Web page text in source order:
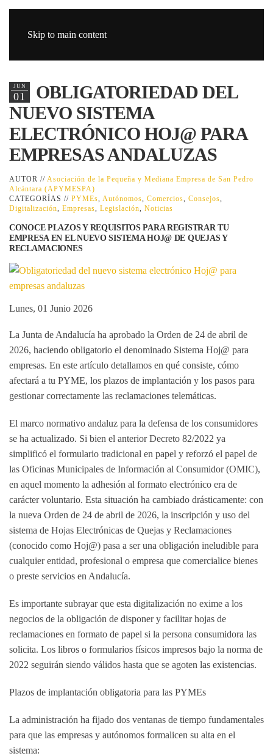
Skip to main content
JUN
01
OBLIGATORIEDAD DEL
NUEVO SISTEMA
ELECTRÓNICO HOJ@ PARA
EMPRESAS ANDALUZAS
AUTOR // Asociación de la Pequeña y Mediana Empresa de San Pedro
Alcántara (APYMESPA)
CATEGORÍAS // PYMEs, Autónomos, Comercios, Consejos,
Digitalización, Empresas, Legislación, Noticias
CONOCE PLAZOS Y REQUISITOS PARA REGISTRAR TU
EMPRESA EN EL NUEVO SISTEMA HOJ@ DE QUEJAS Y
RECLAMACIONES
Lunes, 01 Junio 2026
La Junta de Andalucía ha aprobado la Orden de 24 de abril de
2026, haciendo obligatorio el denominado Sistema Hoj@ para
empresas. En este artículo detallamos en qué consiste, cómo
afectará a tu PYME, los plazos de implantación y los pasos para
gestionar correctamente las reclamaciones telemáticas.
El marco normativo andaluz para la defensa de los consumidores
se ha actualizado. Si bien el anterior Decreto 82/2022 ya
simplificó el formulario tradicional en papel y reforzó el papel de
las Oficinas Municipales de Información al Consumidor (OMIC),
en aquel momento la adhesión al formato electrónico era de
carácter voluntario. Esta situación ha cambiado drásticamente: con
la nueva Orden de 24 de abril de 2026, la inscripción y uso del
sistema de Hojas Electrónicas de Quejas y Reclamaciones
(conocido como Hoj@) pasa a ser una obligación ineludible para
cualquier entidad, profesional o empresa que comercialice bienes
o preste servicios en Andalucía.
Es importante subrayar que esta digitalización no exime a los
negocios de la obligación de disponer y facilitar hojas de
reclamaciones en formato de papel si la persona consumidora las
solicita. Los libros o formularios físicos impresos bajo la norma de
2022 seguirán siendo válidos hasta que se agoten las existencias.
Plazos de implantación obligatoria para las PYMEs
La administración ha fijado dos ventanas de tiempo fundamentales
para que las empresas y autónomos formalicen su alta en el
sistema: